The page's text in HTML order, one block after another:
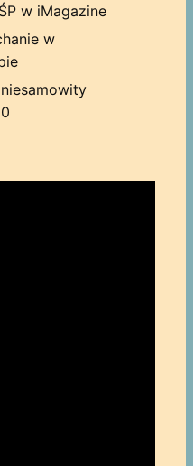
w iMagazine
w